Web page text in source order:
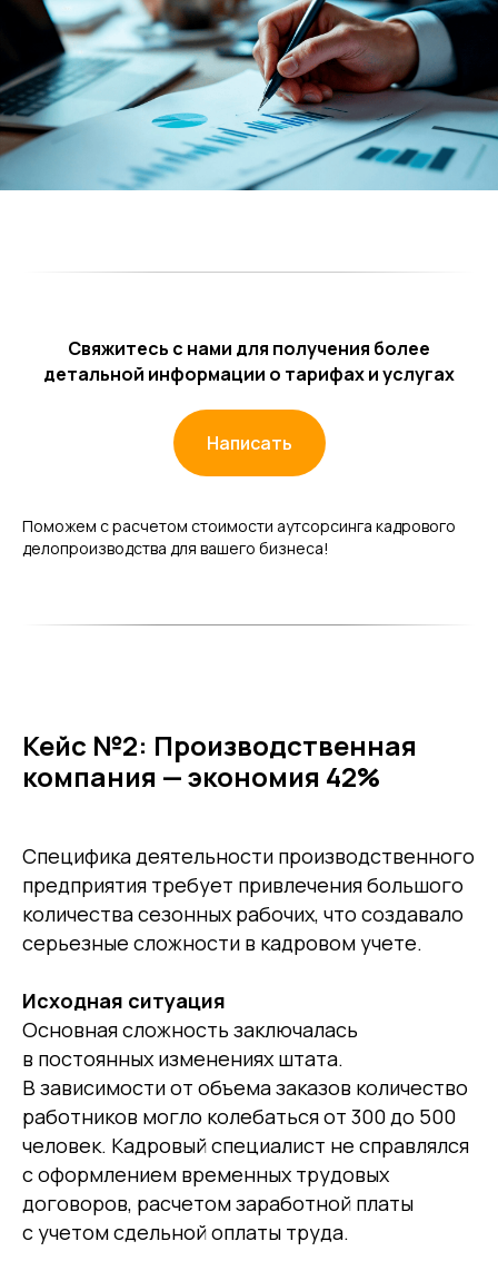
Свяжитесь с нами для получения более
детальной информации о тарифах и услугах
Написать
Поможем с расчетом стоимости аутсорсинга кадрового
делопроизводства для вашего бизнеса!
Кейс №2: Производственная
компания — экономия 42%
Специфика деятельности производственного
предприятия требует привлечения большого
количества сезонных рабочих, что создавало
серьезные сложности в кадровом учете.
Исходная ситуация
Основная сложность заключалась
в постоянных изменениях штата.
В зависимости от объема заказов количество
работников могло колебаться от 300 до 500
человек. Кадровый специалист не справлялся
с оформлением временных трудовых
договоров, расчетом заработной платы
с учетом сдельной оплаты труда.